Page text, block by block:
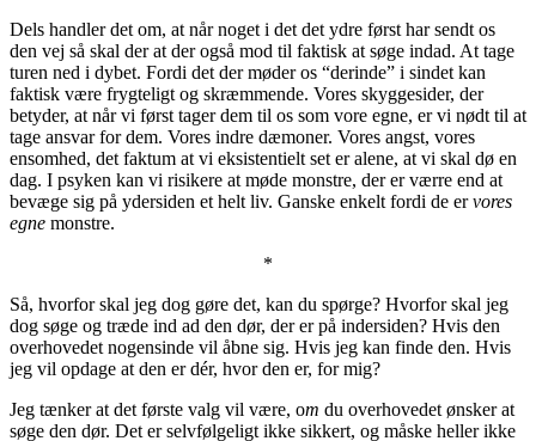
Dels handler det om, at når noget i det det ydre først har sendt os
den vej så skal der at der også mod til faktisk at søge indad. At tage
turen ned i dybet. Fordi det der møder os “derinde” i sindet kan
faktisk være frygteligt og skræmmende. Vores skyggesider, der
betyder, at når vi først tager dem til os som vore egne, er vi nødt til at
tage ansvar for dem. Vores indre dæmoner. Vores angst, vores
ensomhed, det faktum at vi eksistentielt set er alene, at vi skal dø en
dag. I psyken kan vi risikere at møde monstre, der er værre end at
bevæge sig på ydersiden et helt liv. Ganske enkelt fordi de ervores
egne monstre.
*
Så, hvorfor skal jeg dog gøre det, kan du spørge? Hvorfor skal jeg
dog søge og træde ind ad den dør, der er på indersiden? Hvis den
overhovedet nogensinde vil åbne sig. Hvis jeg kan finde den. Hvis
jeg vil opdage at den er dér, hvor den er, for mig?
Jeg tænker at det første valg vil være, om du overhovedet ønsker at
søge den dør. Det er selvfølgeligt ikke sikkert, og måske heller ikke